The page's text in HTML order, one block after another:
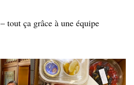
– tout ça grâce à une équipe